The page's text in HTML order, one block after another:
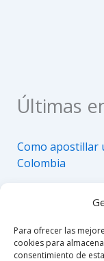
Para ofrecer las
cookies para
consentimiento de
Últimas
Como apostillar
Colombia
Notaría 76 de